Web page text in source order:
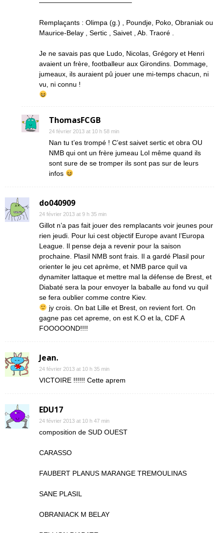
—————————————–
Remplaçants : Olimpa (g.) , Poundje, Poko, Obraniak ou
Maurice-Belay , Sertic , Saivet , Ab. Traoré .
Je ne savais pas que Ludo, Nicolas, Grégory et Henri
avaient un frère, footballeur aux Girondins. Dommage,
jumeaux, ils auraient pû jouer une mi-temps chacun, ni
vu, ni connu !
ThomasFCGB
24 février 2013 at 10 h 58 min
Nan tu t’es trompé ! C’est saivet sertic et obra OU
NMB qui ont un frère jumeau Lol même quand ils
sont sure de se tromper ils sont pas sur de leurs
infos
do040909
24 février 2013 at 9 h 35 min
Gillot n’a pas fait jouer des remplacants voir jeunes pour
rien jeudi. Pour lui cest objectif Europe avant l’Europa
League. Il pense deja a revenir pour la saison
prochaine. Plasil NMB sont frais. Il a gardé Plasil pour
orienter le jeu cet aprème, et NMB parce quil va
dynamiter lattaque et mettre mal la défense de Brest, et
Diabaté sera la pour envoyer la baballe au fond vu quil
se fera oublier comme contre Kiev.
jy crois. On bat Lille et Brest, on revient fort. On
gagne pas cet apreme, on est K.O et la, CDF A
FOOOOOND!!!!
Jean.
24 février 2013 at 10 h 35 min
VICTOIRE !!!!!! Cette aprem
EDU17
24 février 2013 at 10 h 47 min
composition de SUD OUEST
CARASSO
FAUBERT PLANUS MARANGE TREMOULINAS
SANE PLASIL
OBRANIACK M BELAY